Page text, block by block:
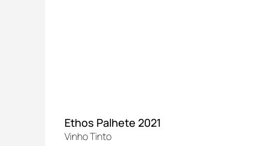
Ethos Palhete 2021
Vinho Tinto